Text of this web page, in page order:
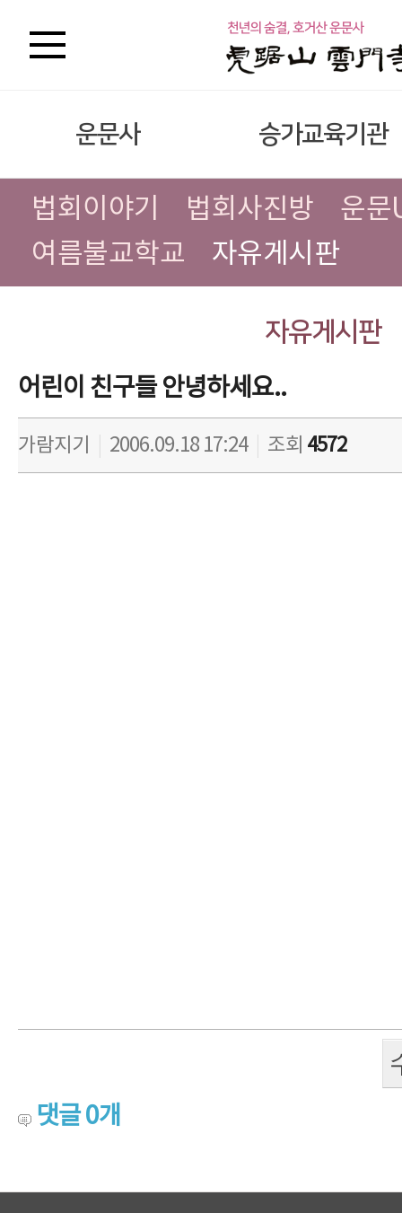
운문사 승가교육기관
법회이야기 법회사진방
운문
여름불교학교
자유게시판
자유게시판
어린이 친구들 안녕하세요..
가람지기 2006.09.18 17:24 조회 4572
댓글0개